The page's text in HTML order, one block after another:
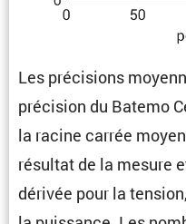
Les préci­sions
préci­sion du Batemo
la racine carrée
résultat de la mesure
dérivée pour la